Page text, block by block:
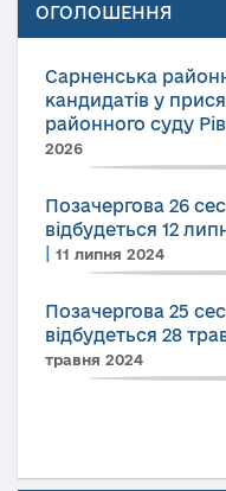
ОГОЛОШЕННЯ
Сарненська
кандидатів у
районного суду
2026
Позачергова 26
відбудеться 12
11 липня 2024
Позачергова 25
відбудеться 28
травня 2024